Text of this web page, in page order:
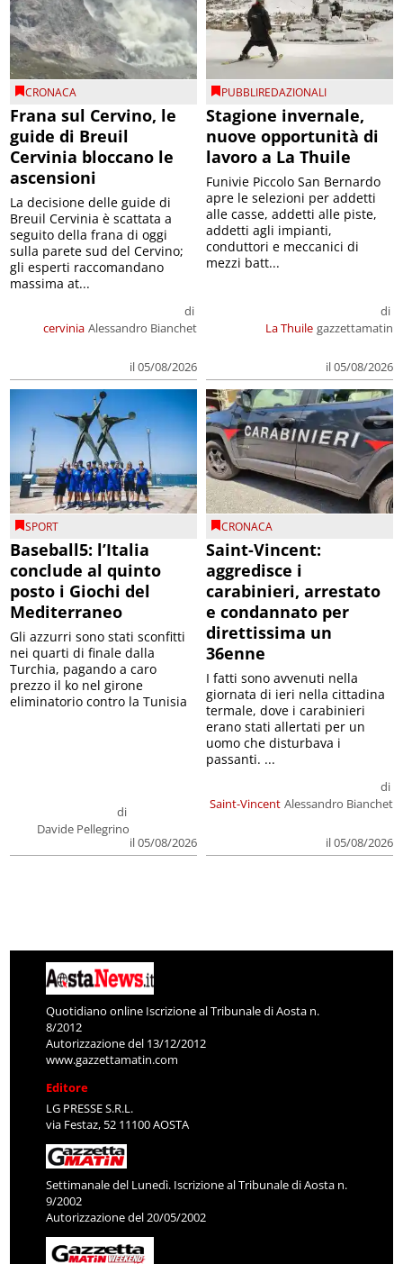
CRONACA
Frana sul Cervino, le
guide di Breuil
Cervinia bloccano le
ascensioni
cervinia
di
Alessandro Bianchet
il 05/08/2026
La decisione delle guide di
Breuil Cervinia è scattata a
seguito della frana di oggi
sulla parete sud del Cervino;
gli esperti raccomandano
massima at...
PUBBLIREDAZIONALI
Stagione invernale,
nuove opportunità di
lavoro a La Thuile
La Thuile
di
gazzettamatin
il 05/08/2026
Funivie Piccolo San Bernardo
apre le selezioni per addetti
alle casse, addetti alle piste,
addetti agli impianti,
conduttori e meccanici di
mezzi batt...
SPORT
Baseball5: l’Italia
conclude al quinto
posto i Giochi del
Mediterraneo
di
Davide Pellegrino
il 05/08/2026
Gli azzurri sono stati sconfitti
nei quarti di finale dalla
Turchia, pagando a caro
prezzo il ko nel girone
eliminatorio contro la Tunisia
CRONACA
Saint-Vincent:
aggredisce i
carabinieri, arrestato
e condannato per
direttissima un
36enne
Saint-Vincent
di
Alessandro Bianchet
il 05/08/2026
I fatti sono avvenuti nella
giornata di ieri nella cittadina
termale, dove i carabinieri
erano stati allertati per un
uomo che disturbava i
passanti. ...
Quotidiano online Iscrizione al Tribunale di Aosta n.
8/2012
Autorizzazione del 13/12/2012
www.gazzettamatin.com
Editore
LG PRESSE S.R.L.
via Festaz, 52 11100 AOSTA
Settimanale del Lunedì. Iscrizione al Tribunale di Aosta n.
9/2002
Autorizzazione del 20/05/2002